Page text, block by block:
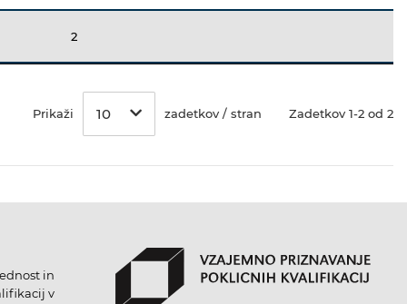
2
Prikaži 10 zadetkov / stran Zadetkov 1-2 od 2
in
v